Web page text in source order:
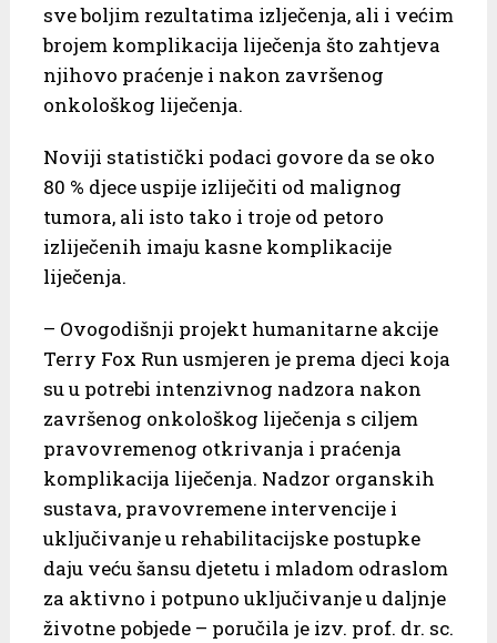
sve boljim rezultatima izlječenja, ali i većim
brojem komplikacija liječenja što zahtjeva
njihovo praćenje i nakon završenog
onkološkog liječenja.
Noviji statistički podaci govore da se oko
80 % djece uspije izliječiti od malignog
tumora, ali isto tako i troje od petoro
izliječenih imaju kasne komplikacije
liječenja.
– Ovogodišnji projekt humanitarne akcije
Terry Fox Run usmjeren je prema djeci koja
su u potrebi intenzivnog nadzora nakon
završenog onkološkog liječenja s ciljem
pravovremenog otkrivanja i praćenja
komplikacija liječenja. Nadzor organskih
sustava, pravovremene intervencije i
uključivanje u rehabilitacijske postupke
daju veću šansu djetetu i mladom odraslom
za aktivno i potpuno uključivanje u daljnje
životne pobjede – poručila je izv. prof. dr. sc.